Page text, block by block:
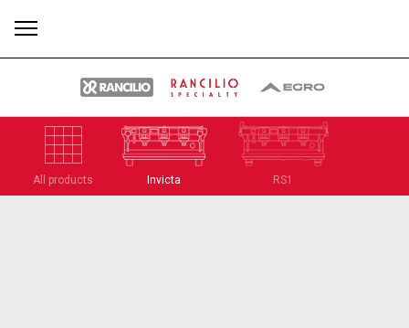
All products Invicta RS1
情報
ニュ
ース
ロード